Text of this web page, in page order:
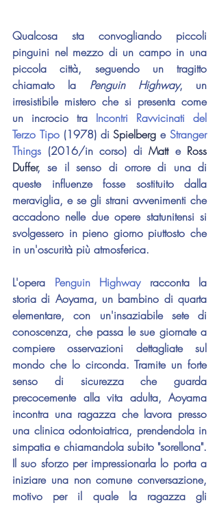
Qualcosa sta convogliando piccoli
pinguini nel mezzo di un campo in una
piccola città, seguendo un tragitto
chiamato la Penguin Highway, un
irresistibile mistero che si presenta come
un incrocio tra Incontri Ravvicinati del
Terzo Tipo (1978) di Spielberg e Stranger
Things (2016/in corso) di Matt e Ross
Duffer, se il senso di orrore di una di
queste influenze fosse sostituito dalla
meraviglia, e se gli strani avvenimenti che
accadono nelle due opere statunitensi si
svolgessero in pieno giorno piuttosto che
in un'oscurità più atmosferica.
L'opera Penguin Highway racconta la
storia di Aoyama, un bambino di quarta
elementare, con un'insaziabile sete di
conoscenza, che passa le sue giornate a
compiere osservazioni dettagliate sul
mondo che lo circonda. Tramite un forte
senso di sicurezza che guarda
precocemente alla vita adulta, Aoyama
incontra una ragazza che lavora presso
una clinica odontoiatrica, prendendola in
simpatia e chiamandola subito "sorellona".
Il suo sforzo per impressionarla lo porta a
iniziare una non comune conversazione,
motivo per il quale la ragazza gli